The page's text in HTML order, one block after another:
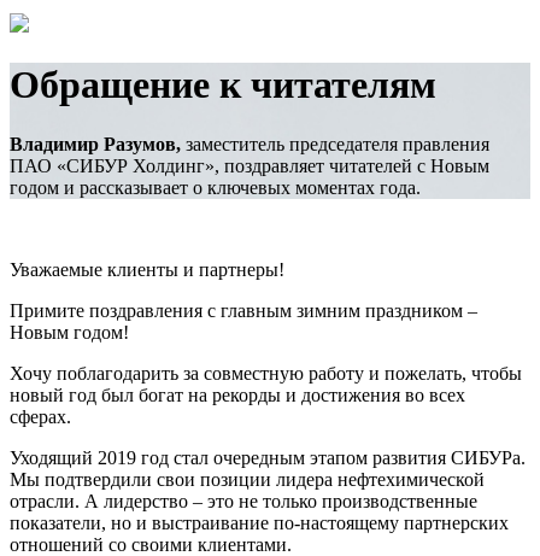
Обращение к читателям
Владимир Разумов, заместитель председателя правления
ПАО «СИБУР Холдинг», поздравляет читателей с Новым
годом и рассказывает о ключевых моментах года.
Уважаемые клиенты и партнеры!
Примите поздравления с главным зимним праздником –
Новым годом!
Хочу поблагодарить за совместную работу и пожелать, чтобы
новый год был богат на рекорды и достижения во всех
сферах.
Уходящий 2019 год стал очередным этапом развития СИБУРа.
Мы подтвердили свои позиции лидера нефтехимической
отрасли. А лидерство – это не только производственные
показатели, но и выстраивание по-настоящему партнерских
отношений со своими клиентами.